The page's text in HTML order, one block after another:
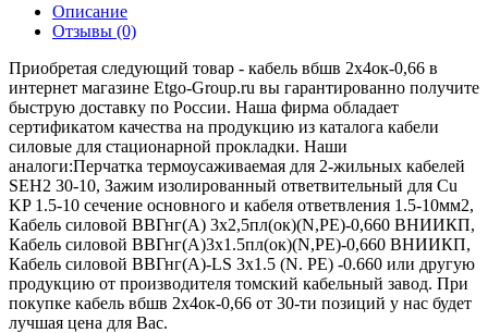
Описание
Отзывы (0)
Приобретая следующий товар - кабель вбшв 2х4ок-0,66 в
интернет магазине Etgo-Group.ru вы гарантированно получите
быструю доставку по России. Наша фирма обладает
сертификатом качества на продукцию из каталога кабели
силовые для стационарной прокладки. Наши
аналоги:Перчатка термоусаживаемая для 2-жильных кабелей
SEH2 30-10, Зажим изолированный ответвительный для Cu
KP 1.5-10 сечение основного и кабеля ответвления 1.5-10мм2,
Кабель силовой ВВГнг(А) 3х2,5пл(ок)(N,PE)-0,660 ВНИИКП,
Кабель силовой ВВГнг(А)3х1.5пл(ок)(N,PE)-0,660 ВНИИКП,
Кабель силовой ВВГнг(А)-LS 3х1.5 (N. PE) -0.660 или другую
продукцию от производителя томский кабельный завод. При
покупке кабель вбшв 2х4ок-0,66 от 30-ти позиций у нас будет
лучшая цена для Вас.